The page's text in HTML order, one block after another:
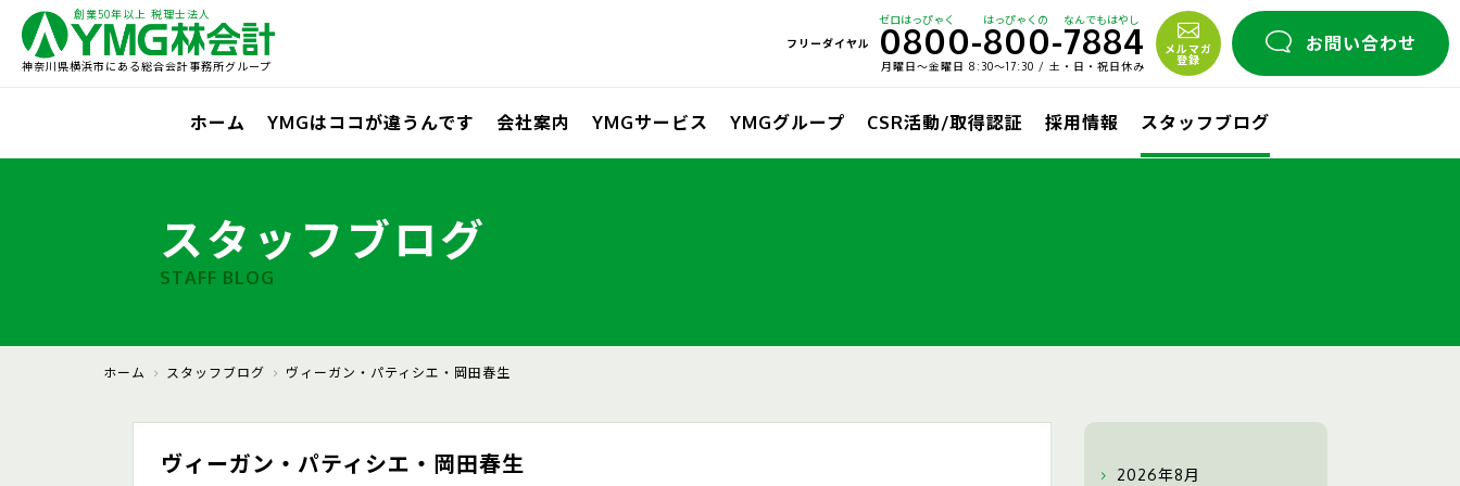
創業50年以上 税理士法人
神奈川県横浜市にある総合会計事務所グループ
フリーダイヤル 0800
ゼロはっぴゃく -800
はっぴゃくの -7884
なんでもはやし
月曜日〜金曜日 8:30〜17:30 / 土・日・祝日休み
メルマガ
登録
お問い合わせ
ホーム YMGはココが違うんです 会社案内 YMGサービス YMGグループ CSR活動/取得認証 採用情報 スタッフブログ
スタッフブログ
STAFF BLOG
ホーム スタッフブログ ヴィーガン・パティシエ・岡田春生
2026年8月
ヴィーガン・パティシエ・岡田春生